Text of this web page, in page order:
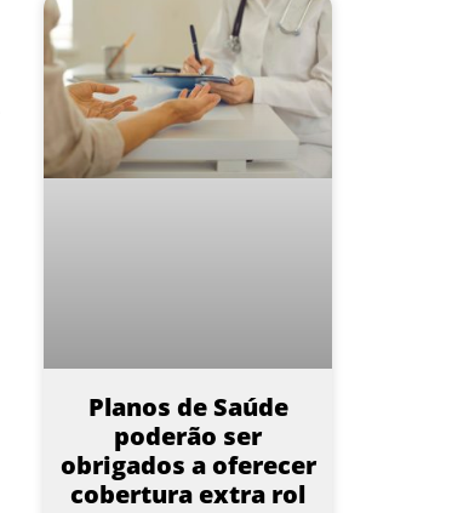
Planos de Saúde
poderão ser
obrigados a oferecer
cobertura extra rol